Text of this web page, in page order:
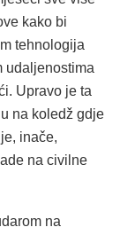
kako bi
tehnologija
udaljenostima
Upravo je ta
na koledž gdje
inače,
na civilne
na